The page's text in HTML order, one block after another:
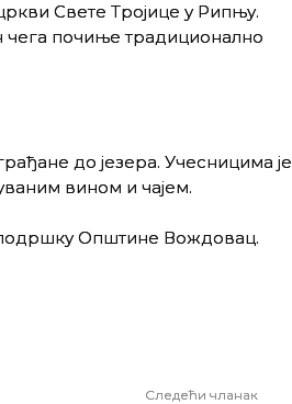
Свете Тројице у Рипњу.
чега почиње традиционално
до језера. Учесницима је
вином и чајем.
подршку Општине Вождовац.
Следећи чланак